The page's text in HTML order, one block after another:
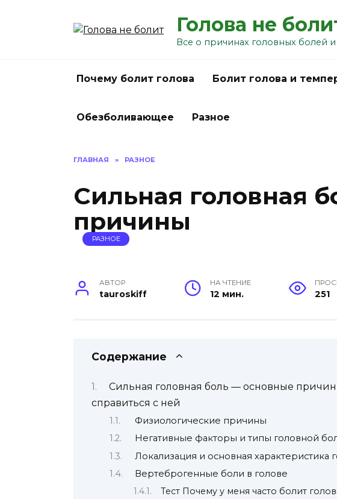
Голова не
Все о причинах головных болей
Почему болит голова Болит голова и
Обезболивающее Разное
ГЛАВНАЯ » РАЗНОЕ
Сильная головная
причины
РАЗНОЕ
АВТОР
tauroskiff
НА ЧТЕНИЕ
12 мин. 251
Содержание
Сильная головная боль — основные
справиться с ней
Физиологические причины
Негативные факторы и типы головной
Локализация и основная характеристика
Вертеброгенные боли в голове
Тест Почему у меня часто болит